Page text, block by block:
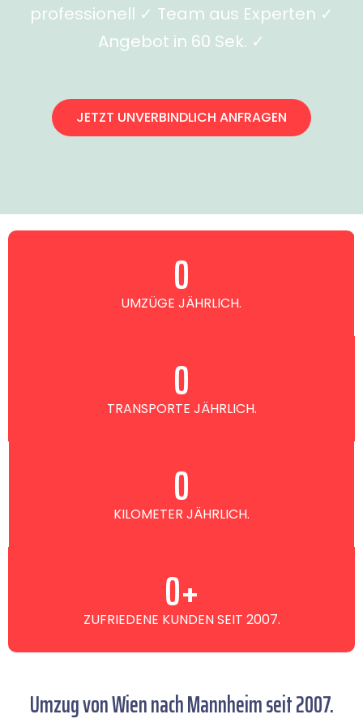
professionell ✓ Team aus Experten ✓
Angebot in 60 Sek. ✓
JETZT UNVERBINDLICH ANFRAGEN
UMZÜGE JÄHRLICH.
0
TRANSPORTE JÄHRLICH.
0
KILOMETER JÄHRLICH.
0
ZUFRIEDENE KUNDEN SEIT 2007.
0+
Umzug von Wien nach Mannheim seit 2007.